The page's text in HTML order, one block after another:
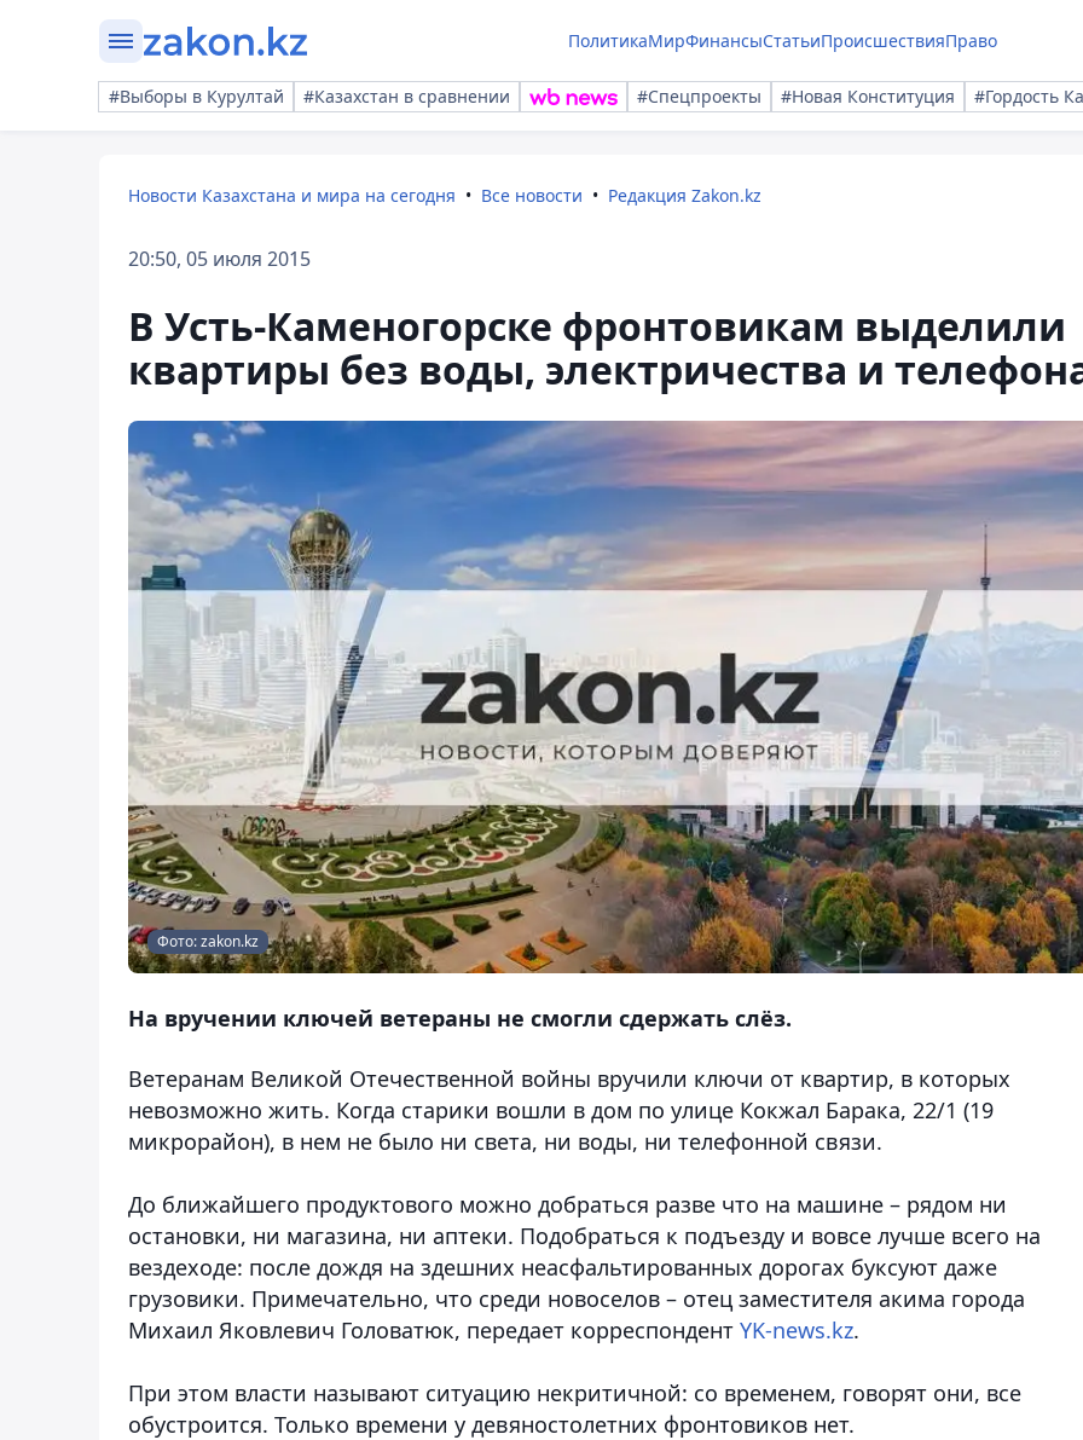
ПолитикаМирФинансыСтатьиПроисшествияПраво
#Выборы в Курултай #Казахстан в сравнении #Спецпроекты #Новая Конституция #Гордость
Новости Казахстана и мира на сегодня Все новости Редакция Zakon.kz
20:50, 05 июля 2015
В Усть-Каменогорске фронтовикам выделили
квартиры без воды, электричества и
Фото: zakon.kz
На вручении ключей ветераны не смогли сдержать слёз.
Ветеранам Великой Отечественной войны вручили ключи от квартир, в которых
невозможно жить. Когда старики вошли в дом по улице Кокжал Барака, 22/1 (19
микрорайон), в нем не было ни света, ни воды, ни телефонной связи.
До ближайшего продуктового можно добраться разве что на машине – рядом ни
остановки, ни магазина, ни аптеки. Подобраться к подъезду и вовсе лучше всего на
вездеходе: после дождя на здешних неасфальтированных дорогах буксуют даже
грузовики. Примечательно, что среди новоселов – отец заместителя акима города
Михаил Яковлевич Головатюк, передает корреспондент YK-news.kz.
При этом власти называют ситуацию некритичной: со временем, говорят они, все
обустроится. Только времени у девяностолетних фронтовиков нет.